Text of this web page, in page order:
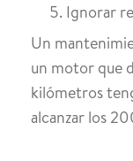
Ignorar
Un
un motor que
kilómetros
alcanzar los